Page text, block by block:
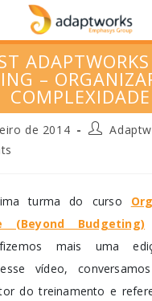
–
COMPLEXIDADE
de 2014
turma do curso
(Beyond Budgeting)
fizemos mais uma
vídeo,
do treinamento e